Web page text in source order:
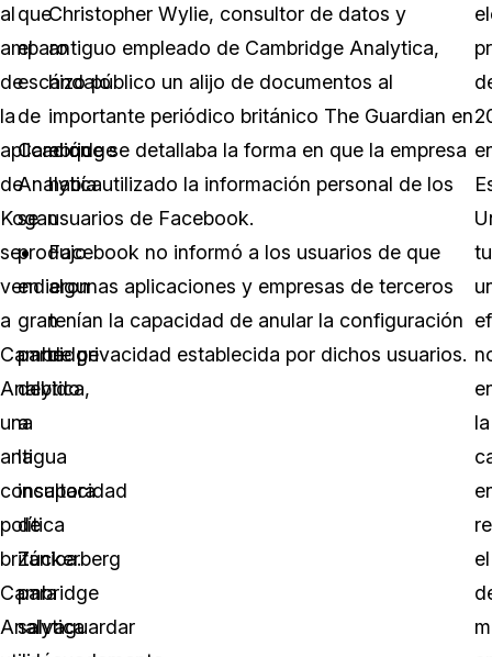
al
amparo
de
la
aplicación
de
Kogan
se
vendieron
a
Cambridge
Analytica,
una
antigua
consultora
política
británica.
Cambridge
Analytica
que
el
escándalo
de
Cambridge
Analytica
se
produjo
en
gran
parte
debido
a
la
incapacidad
de
Zuckerberg
para
salvaguardar
Christopher Wylie, consultor de datos y
antiguo empleado de Cambridge Analytica,
hizo público un alijo de documentos al
importante periódico británico The Guardian en
el que se detallaba la forma en que la empresa
había utilizado la información personal de los
usuarios de Facebook.
Facebook no informó a los usuarios de que
algunas aplicaciones y empresas de terceros
tenían la capacidad de anular la configuración
de privacidad establecida por dichos usuarios.
la
el